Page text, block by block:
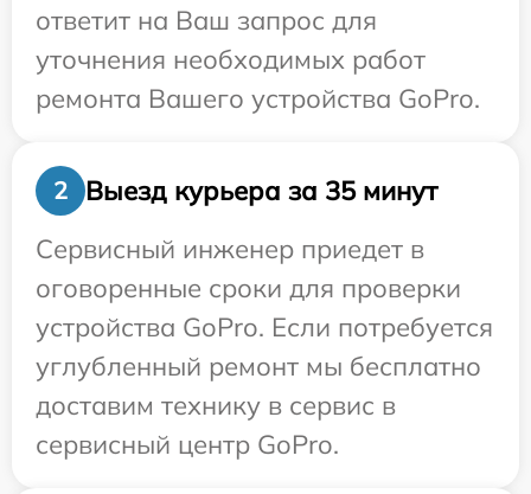
ответит на Ваш запрос для
уточнения необходимых работ
ремонта Вашего устройства GoPro.
2
Выезд курьера за 35 минут
Сервисный инженер приедет в
оговоренные сроки для проверки
устройства GoPro. Если потребуется
углубленный ремонт мы бесплатно
доставим технику в сервис в
сервисный центр GoPro.